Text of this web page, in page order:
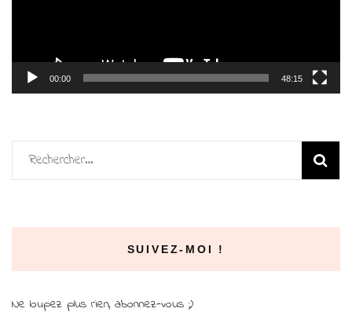
00:00 48:15
Rechercher :
SUIVEZ-MOI !
Ne loupez plus rien, abonnez-vous ;)